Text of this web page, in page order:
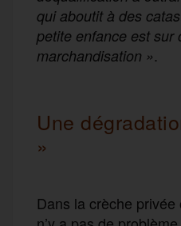
qui aboutit à des
petite enfance est sur
marchandisation ».
Une
»
Dans la crèche